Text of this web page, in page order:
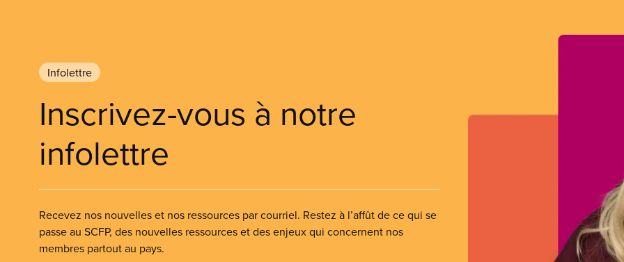
Infolettre
Inscrivez-vous à notre
infolettre
Recevez nos nouvelles et nos ressources par courriel. Restez à l’affût de ce qui se
passe au SCFP, des nouvelles ressources et des enjeux qui concernent nos
membres partout au pays.